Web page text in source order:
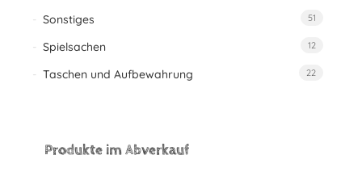
Sonstiges 51
Spielsachen 12
Taschen und Aufbewahrung 22
Produkte im Abverkauf